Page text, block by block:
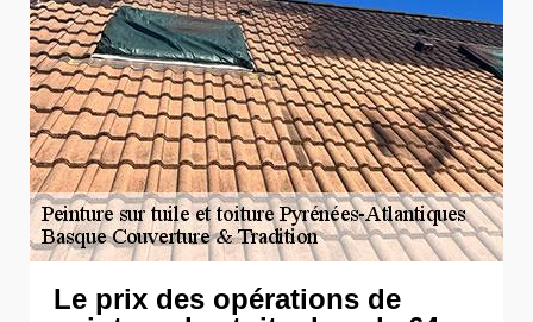
Le prix des opérations de